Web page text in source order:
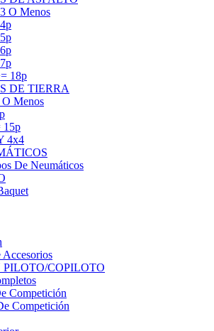
O Menos
18p
DE TIERRA
Menos
15p
4x4
De Neumáticos
Accesorios
COPILOTO
Competición
Competición